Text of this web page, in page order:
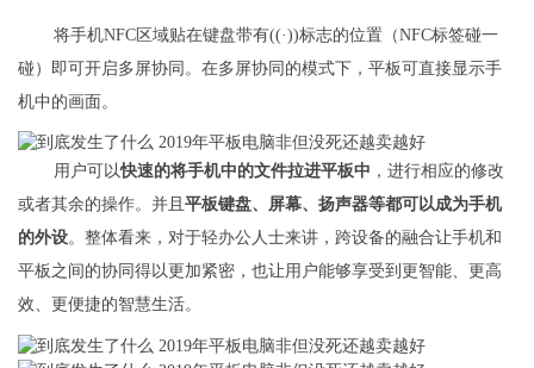
将手机NFC区域贴在键盘带有((·))标志的位置（NFC标签碰一
碰）即可开启多屏协同。在多屏协同的模式下，平板可直接显示手
机中的画面。
用户可以快速的将手机中的文件拉进平板中 ，进行相应的修改
或者其余的操作。并且 平板键盘、屏幕、扬声器等都可以成为手机
的外设。整体看来，对于轻办公人士来讲，跨设备的融合让手机和
平板之间的协同得以更加紧密，也让用户能够享受到更智能、更高
效、更便捷的智慧生活。